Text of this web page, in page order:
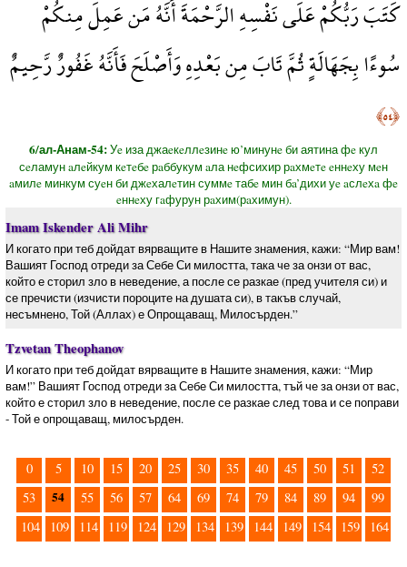
كَتَبَ رَبُّكُمْ عَلَى نَفْسِهِ الرَّحْمَةَ أَنَّهُ مَن عَمِلَ مِنكُمْ
سُوءًا بِجَهَالَةٍ ثُمَّ تَابَ مِن بَعْدِهِ وَأَصْلَحَ فَأَنَّهُ غَفُورٌ رَّحِيمٌ
﴿٥٤﴾
6/ал-Анам-54:Уe иза джаeкeллeзинe ю’минунe би аятина фe кул
сeламун aлeйкум кeтeбe рaббукум aла нeфсихир рaхмeтe eннeху мeн
aмилe минкум суeн би джeхалeтин суммe табe мин бa’дихи уe aслeхa фe
eннeху гaфурун рaхим(рaхимун).
Imam Iskender Ali Mihr
И когато при теб дойдат вярващите в Нашите знамения, кажи: “Мир вам!
Вашият Господ отреди за Себе Си милостта, така че за онзи от вас,
който е сторил зло в неведение, а после се разкае (пред учителя си) и
се пречисти (изчисти пороците на душата си), в такъв случай,
несъмнено,­ Той (Аллах) е Опрощаващ, Милосърден.”
Tzvetan Theophanov
И когато при теб дойдат вярващите в Нашите знамения, кажи: “Мир
вам!” Вашият Господ отреди за Себе Си милостта, тъй че за онзи от вас,
който е сторил зло в неведение, после се разкае след това и се поправи
- Той е опрощаващ, милосърден.
0 5 10 15 20 25 30 35 40 45 50 51
52
53
54 55 56 57 64 69 74 79 84 89 94
99
104
109 114 119 124 129 134 139 144 149 154 159 164